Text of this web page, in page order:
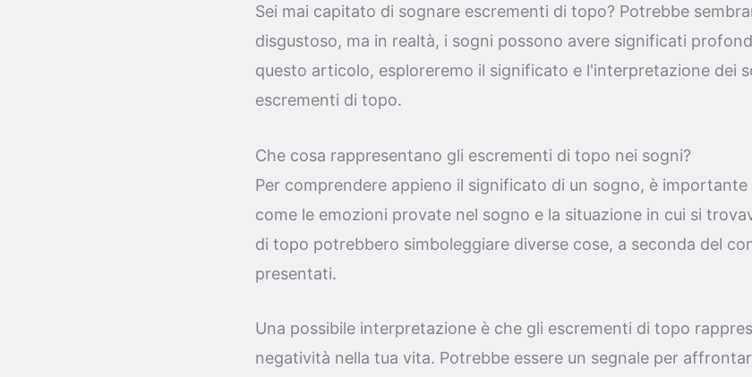
Sei mai capitato di sognare escrementi di topo? Potrebbe
disgustoso, ma in realtà, i sogni possono avere significati
questo articolo, esploreremo il significato e l'interpretazione dei
escrementi di topo.
Che cosa rappresentano gli escrementi di topo nei sogni?
Per comprendere appieno il significato di un sogno, è
come le emozioni provate nel sogno e la situazione in cui si
di topo potrebbero simboleggiare diverse cose, a seconda del
presentati.
Una possibile interpretazione è che gli escrementi di topo
negatività nella tua vita. Potrebbe essere un segnale per